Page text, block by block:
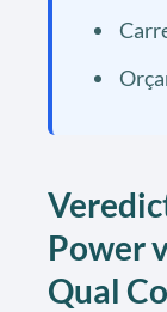
Power
Qual